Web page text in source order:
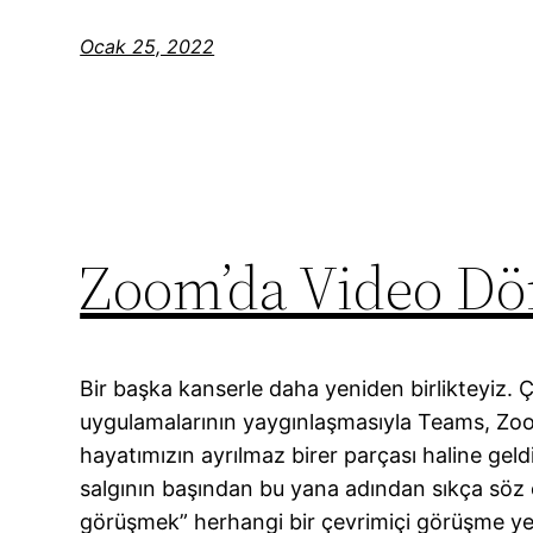
Ocak 25, 2022
Zoom’da Video
Bir başka kanserle daha yeniden birlikteyiz.
uygulamalarının yaygınlaşmasıyla Teams,
hayatımızın ayrılmaz birer parçası haline
salgının başından bu yana adından sıkça
görüşmek” herhangi bir çevrimiçi görüşme